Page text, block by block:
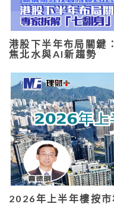
港股下半年布局關鍵
焦北水與AI新趨勢
2026年上半年樓按市